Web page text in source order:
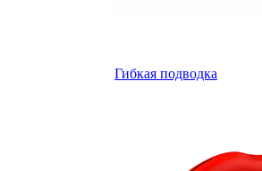
Гибкая подводка